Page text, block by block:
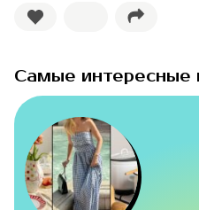
Самые интересные